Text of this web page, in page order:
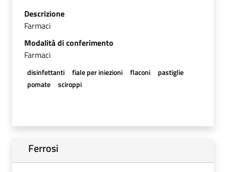
Descrizione
Farmaci
Modalità di conferimento
Farmaci
disinfettanti fiale per iniezioni flaconi
pastiglie
pomate
sciroppi
Ferrosi